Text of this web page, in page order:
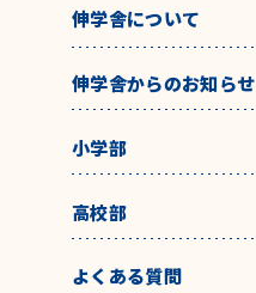
伸学舎について
伸学舎からのお知らせ
小学部
高校部
よくある質問